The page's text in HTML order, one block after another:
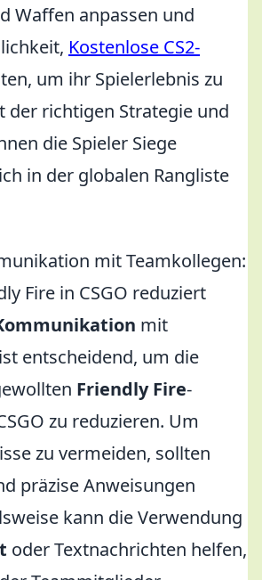
Waffen anpassen und
Kostenlose CS2-
um ihr Spielerlebnis zu
der richtigen Strategie und
die Spieler Siege
in der globalen Rangliste
mit Teamkollegen:
Fire in CSGO reduziert
mit
entscheidend, um die
Friendly Fire-
zu reduzieren. Um
zu vermeiden, sollten
präzise Anweisungen
kann die Verwendung
oder Textnachrichten helfen,